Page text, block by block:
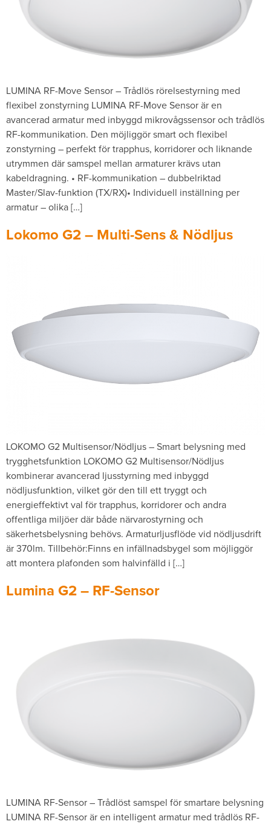
LUMINA RF-Move Sensor – Trådlös rörelsestyrning med
flexibel zonstyrning LUMINA RF-Move Sensor är en
avancerad armatur med inbyggd mikrovågssensor och trådlös
RF-kommunikation. Den möjliggör smart och flexibel
zonstyrning – perfekt för trapphus, korridorer och liknande
utrymmen där samspel mellan armaturer krävs utan
kabeldragning. • RF-kommunikation – dubbelriktad
Master/Slav-funktion (TX/RX)• Individuell inställning per
armatur – olika […]
Lokomo G2 – Multi-Sens & Nödljus
LOKOMO G2 Multisensor/Nödljus – Smart belysning med
trygghetsfunktion LOKOMO G2 Multisensor/Nödljus
kombinerar avancerad ljusstyrning med inbyggd
nödljusfunktion, vilket gör den till ett tryggt och
energieffektivt val för trapphus, korridorer och andra
offentliga miljöer där både närvarostyrning och
säkerhetsbelysning behövs. Armaturljusflöde vid nödljusdrift
är 370lm. Tillbehör:Finns en infällnadsbygel som möjliggör
att montera plafonden som halvinfälld i […]
Lumina G2 – RF-Sensor
LUMINA RF-Sensor – Trådlöst samspel för smartare belysning
LUMINA RF-Sensor är en intelligent armatur med trådlös RF-